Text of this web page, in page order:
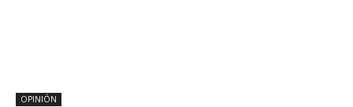
OPINIÓN